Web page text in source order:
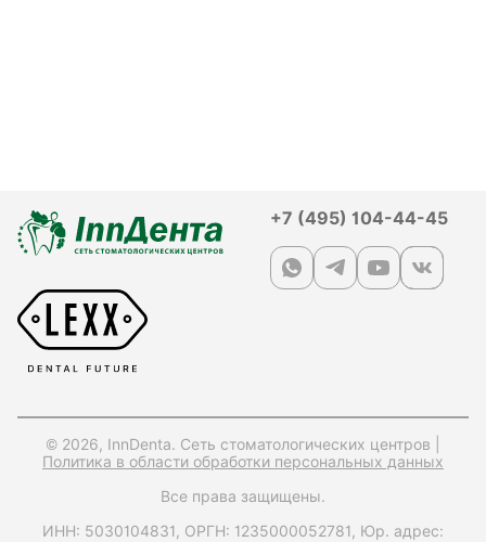
+7 (495) 104-44-45
© 2026, InnDenta. Сеть стоматологических центров |
Политика в области обработки персональных данных
Все права защищены.
ИНН: 5030104831, ОРГН: 1235000052781, Юр. адрес: